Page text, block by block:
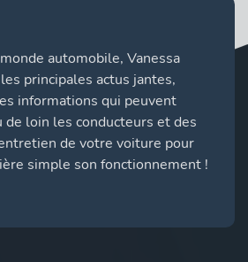
automobile, Vanessa
principales actus jantes,
informations qui peuvent
de loin les conducteurs et des
de votre voiture pour
simple son fonctionnement !